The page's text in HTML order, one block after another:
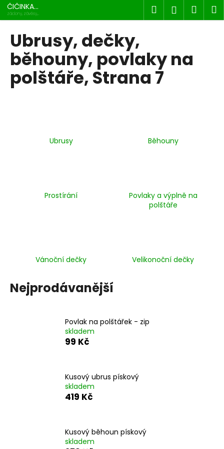
Přejít
na
obsah
ČIČINKA
s.r.o.
záclony, závěsy,
dekorace
Hledat
Ubrusy, dečky,
běhouny, povlaky na
polštáře, Strana 7
Ubrusy Běhouny
Prostírání
Povlaky a výplně na
polštáře
Vánoční dečky Velikonoční dečky
Nejprodávanější
Povlak na polštářek - zip
skladem
99 Kč
Kusový ubrus pískový
skladem
419 Kč
Kusový běhoun pískový
skladem
K
o
C
o
p
o
?